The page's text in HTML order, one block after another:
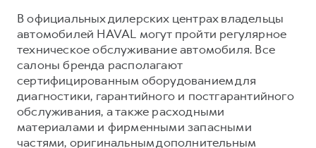
В официальных дилерских центрах владельцы
автомобилей HAVAL могут пройти регулярное
техническое обслуживание автомобиля. Все
салоны бренда располагают
сертифицированным оборудованием для
диагностики, гарантийного и постгарантийного
обслуживания, а также расходными
материалами и фирменными запасными
частями, оригинальным дополнительным